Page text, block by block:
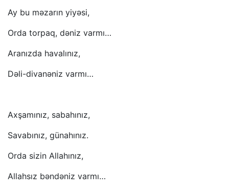
Ay bu məzarın yiyəsi,
Orda torpaq, dəniz varmı…
Aranızda havalınız,
Dəli-divanəniz varmı…
Axşamınız, sabahınız,
Savabınız, günahınız.
Orda sizin Allahınız,
Allahsız bəndəniz varmı…